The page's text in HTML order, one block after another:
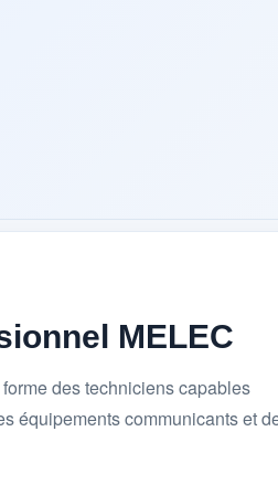
MELEC
des techniciens capables
équipements communicants et